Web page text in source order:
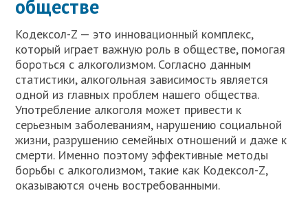
обществе
Кодексол-Z — это инновационный комплекс,
который играет важную роль в обществе, помогая
бороться с алкоголизмом. Согласно данным
статистики, алкогольная зависимость является
одной из главных проблем нашего общества.
Употребление алкоголя может привести к
серьезным заболеваниям, нарушению социальной
жизни, разрушению семейных отношений и даже к
смерти. Именно поэтому эффективные методы
борьбы с алкоголизмом, такие как Кодексол-Z,
оказываются очень востребованными.